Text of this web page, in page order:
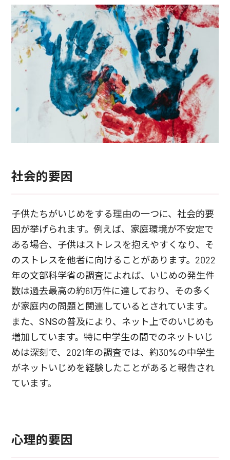
社会的要因
子供たちがいじめをする理由の一つに、社会的要
因が挙げられます。例えば、家庭環境が不安定で
ある場合、子供はストレスを抱えやすくなり、そ
のストレスを他者に向けることがあります。2022
年の文部科学省の調査によれば、いじめの発生件
数は過去最高の約61万件に達しており、その多く
が家庭内の問題と関連しているとされています。
また、SNSの普及により、ネット上でのいじめも
増加しています。特に中学生の間でのネットいじ
めは深刻で、2021年の調査では、約30%の中学生
がネットいじめを経験したことがあると報告され
ています。
心理的要因